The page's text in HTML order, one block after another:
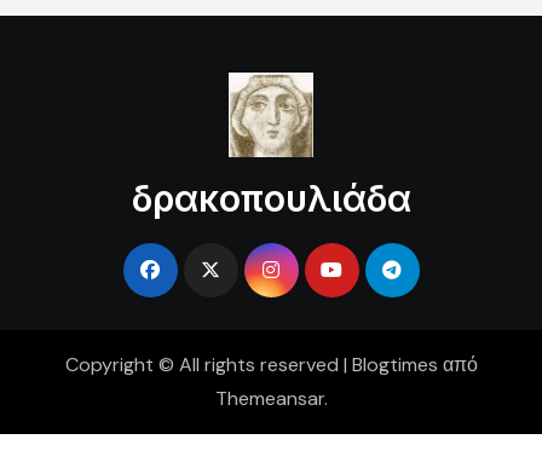
δρακοπουλιάδα
Copyright © All rights reserved | Blogtimes από
Themeansar.